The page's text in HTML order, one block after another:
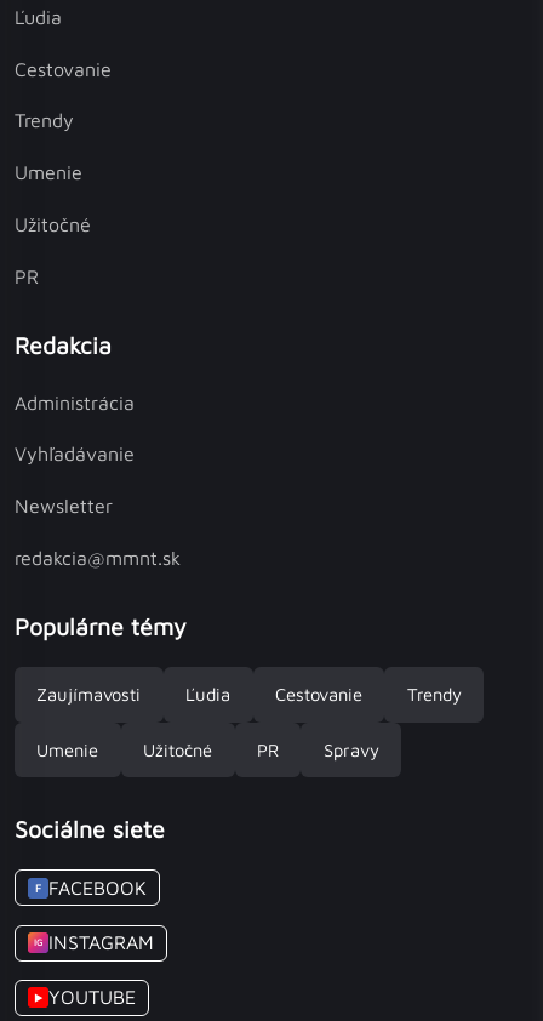
Ľudia
Cestovanie
Trendy
Umenie
Užitočné
PR
Redakcia
Administrácia
Vyhľadávanie
Newsletter
redakcia@mmnt.sk
Populárne témy
Zaujímavosti Ľudia Cestovanie Trendy
Umenie Užitočné PR Spravy
Sociálne siete
F FACEBOOK
IG INSTAGRAM
▶ YOUTUBE